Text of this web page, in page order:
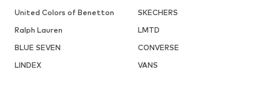
United Colors of Benetton
SKECHERS
Ralph Lauren
LMTD
BLUE SEVEN
CONVERSE
LINDEX
VANS